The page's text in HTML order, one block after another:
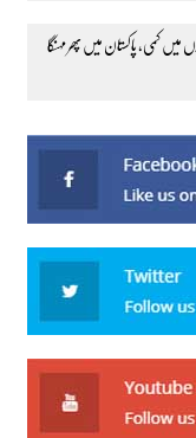
کمی، پاکستان میں پھر مہنگا